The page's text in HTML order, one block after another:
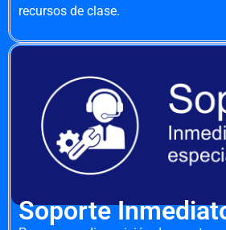
recursos de clase.
Soporte